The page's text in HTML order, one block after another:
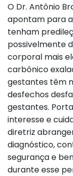
O Dr. Antônio
apontam para
tenham
possivelmente
corporal mais
carbônico
gestantes têm
desfechos
gestantes.
interesse e
diretriz
diagnóstico,
segurança e
durante esse